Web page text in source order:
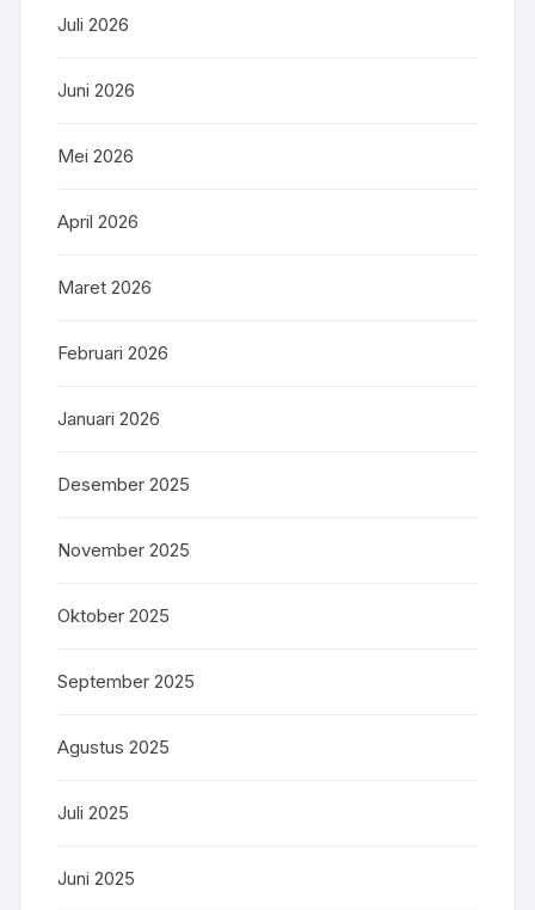
Juli 2026
Juni 2026
Mei 2026
April 2026
Maret 2026
Februari 2026
Januari 2026
Desember 2025
November 2025
Oktober 2025
September 2025
Agustus 2025
Juli 2025
Juni 2025